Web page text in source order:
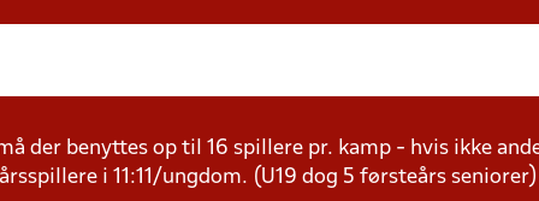
der benyttes op til 16 spillere pr. kamp - hvis ikke
i 11:11/ungdom. (U19 dog 5 førsteårs